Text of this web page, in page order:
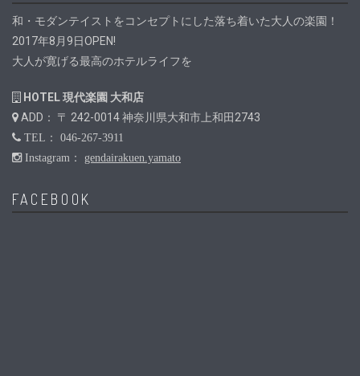
和・モダンテイストをコンセプトにした落ち着いた大人の楽園！
2017年8月9日OPEN!
大人が寛げる最高のホテルライフを
HOTEL 現代楽園 大和店
ADD： 〒 242-0014 神奈川県大和市上和田2743
TEL： 046-267-3911
Instagram： gendairakuen.yamato
FACEBOOK